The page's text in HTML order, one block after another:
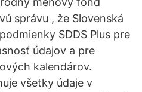
správu , že Slovenská
SDDS Plus pre
údajov a pre
kalendárov.
všetky údaje v